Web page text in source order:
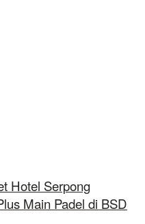
Hotel Serpong
Main Padel di BSD